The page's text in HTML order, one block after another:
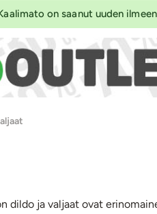
on saanut uuden
ja valjaat ovat